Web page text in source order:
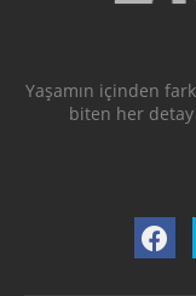
Yaşamın içinden
biten her detay